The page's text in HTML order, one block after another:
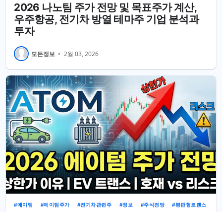
2026 나노팀 주가 전망 및 목표주가 계산,
우주항공, 전기차 방열 테마주 기업 분석과
투자
모든정보 • 2월 03, 2026
에이텀 에이텀주가 전기차관련주 정보 주식전망 평판형트랜스